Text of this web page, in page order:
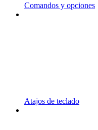
Comandos y opciones
Atajos de teclado